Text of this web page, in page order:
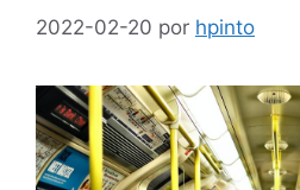
2022-02-20 por hpinto